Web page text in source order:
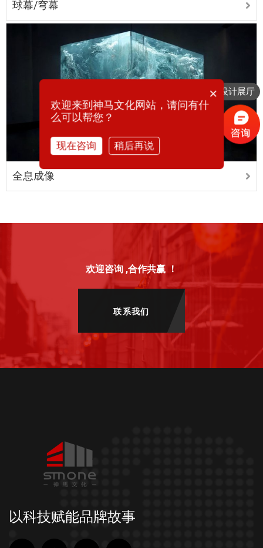
球幕/穹幕
全息成像
欢迎咨询 ,合作共赢 ！
联系我们
以科技赋能品牌故事
想要设计展厅
×
欢迎来到神马文化网站，请问有什
么可以帮您？
现在咨询 稍后再说